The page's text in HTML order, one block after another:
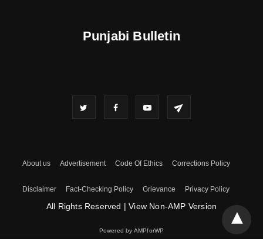
Punjabi Bulletin
About us Advertisement Code Of Ethics Corrections Policy
Disclaimer Fact-Checking Policy Grievance Privacy Policy
All Rights Reserved | View Non-AMP Version
Powered by AMPforWP